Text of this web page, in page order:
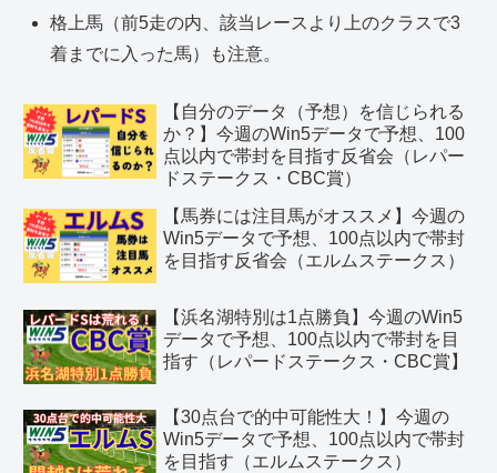
格上馬（前5走の内、該当レースより上のクラスで3
着までに入った馬）も注意。
【自分のデータ（予想）を信じられる
か？】今週のWin5データで予想、100
点以内で帯封を目指す反省会（レパー
ドステークス・CBC賞）
【馬券には注目馬がオススメ】今週の
Win5データで予想、100点以内で帯封
を目指す反省会（エルムステークス）
【浜名湖特別は1点勝負】今週のWin5
データで予想、100点以内で帯封を目
指す（レパードステークス・CBC賞】
【30点台で的中可能性大！】今週の
Win5データで予想、100点以内で帯封
を目指す（エルムステークス）